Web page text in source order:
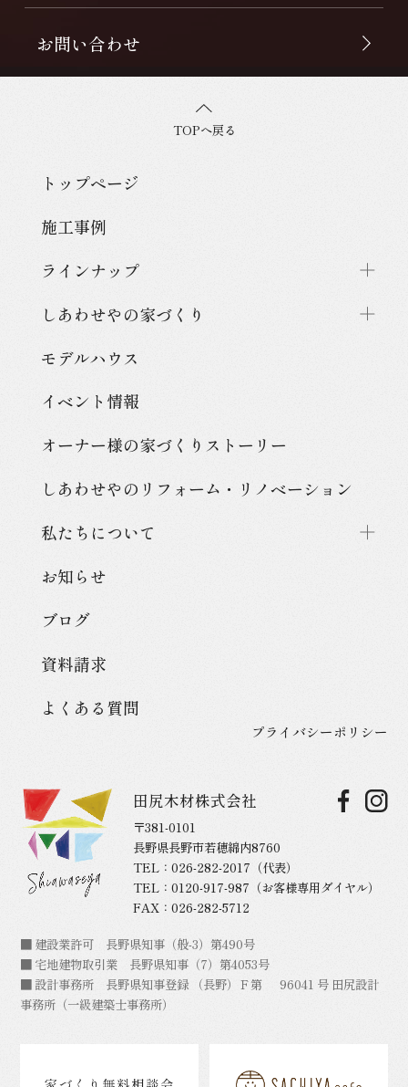
お問い合わせ
TOPへ戻る
田尻木材株式会社
〒381-0101
長野県長野市若穂綿内8760
TEL： 026-282-2017 （代表）
TEL： 0120-917-987 （お客様専用ダイヤル）
FAX：026-282-5712
■ 建設業許可 長野県知事（般-3）第490号
■ 宅地建物取引業 長野県知事（7）第4053号
■ 設計事務所 長野県知事登録 （長野）Ｆ第 96041 号 田尻設計
事務所（一級建築士事務所）
トップページ
施工事例
ラインナップ
しあわせやの家づくり
モデルハウス
イベント情報
オーナー様の家づくり ストーリー
しあわせやのリフォーム・ リノベーション
私たちについて
お知らせ
ブログ
資料請求
よくある質問
プライバシーポリシー